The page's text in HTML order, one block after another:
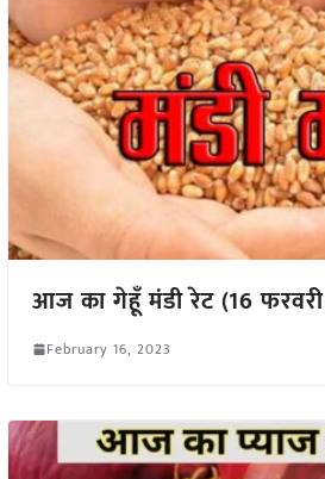
आज का गेहूँ मंडी रेट (16
February 16, 2023